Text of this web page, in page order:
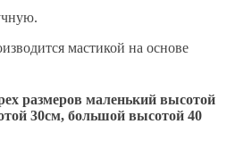
мастикой на основе
размеров маленький высотой
30см, большой высотой 40